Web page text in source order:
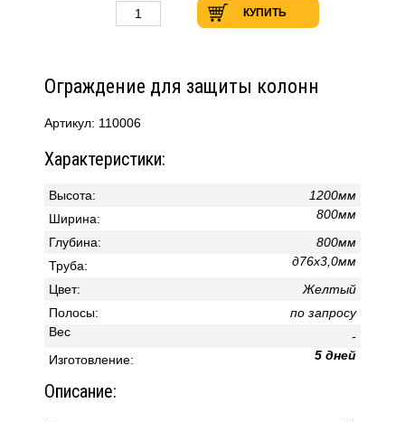
Ограждение для защиты колонн
Артикул: 110006
Характеристики:
Высота:
1200мм
Ширина:
800мм
Глубина:
800мм
Труба:
д76х3,0мм
Цвет:
Желтый
Полосы:
по запросу
Вес
-
Изгoтoвление:
5 дней
Описание:
КУПИТЬ